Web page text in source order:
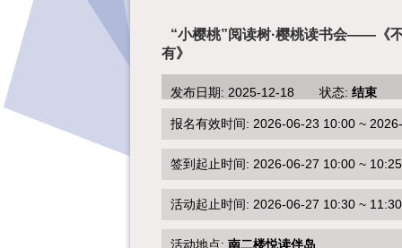
“小樱桃”阅读树·樱桃读书会——《
有》
发布日期: 2025-12-18 状态: 结束
报名有效时间: 2026-06-23 10:00 ~
签到起止时间: 2026-06-27 10:00 ~ 10:25
活动起止时间: 2026-06-27 10:30 ~ 11:30
活动地点: 南二楼悦读伴岛